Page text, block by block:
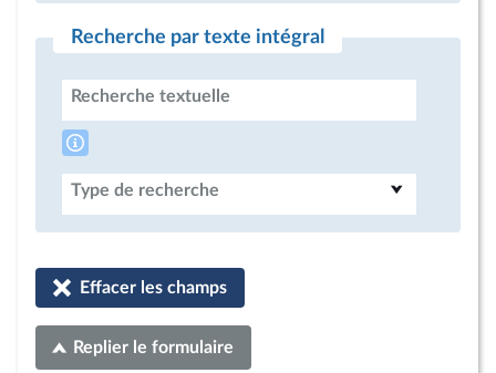
Recherche par texte intégral
Recherche textuelle
Type de recherche
Effacer les champs
Replier le formulaire